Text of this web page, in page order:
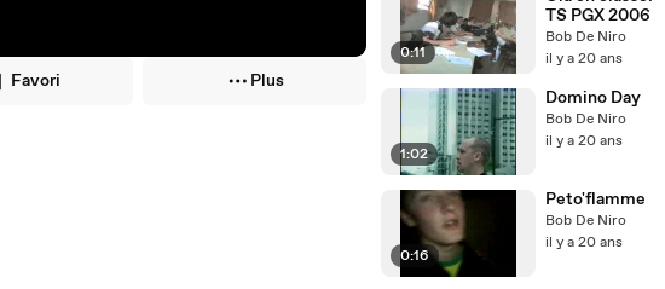
Favori Plus
0:11
TS PGX 2006
Bob De Niro
il y a 20 ans
1:02
Domino Day
Bob De Niro
il y a 20 ans
0:16
Peto'flamme
Bob De Niro
il y a 20 ans